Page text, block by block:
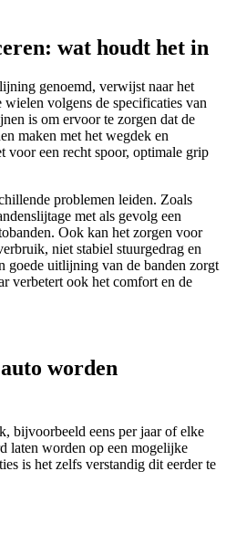
wat houdt het in
genoemd, verwijst naar het
volgens de specificaties van
is om ervoor te zorgen dat de
maken met het wegdek en
voor een recht spoor, optimale grip
problemen leiden. Zoals
met als gevolg een
Ook kan het zorgen voor
niet stabiel stuurgedrag en
goede uitlijning van de banden zorgt
verbetert ook het comfort en de
worden
bijvoorbeeld eens per jaar of elke
laten worden op een mogelijke
is het zelfs verstandig dit eerder te